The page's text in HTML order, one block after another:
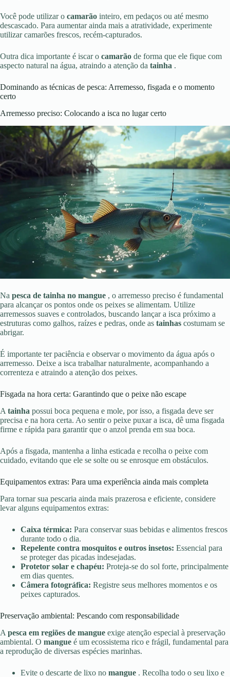
Você pode utilizar o camarão inteiro, em pedaços ou até mesmo
descascado. Para aumentar ainda mais a atratividade, experimente
utilizar camarões frescos, recém-capturados.
Outra dica importante é iscar o camarão de forma que ele fique com
aspecto natural na água, atraindo a atenção da tainha .
Dominando as técnicas de pesca: Arremesso, fisgada e o momento
certo
Arremesso preciso: Colocando a isca no lugar certo
Na pesca de tainha no mangue , o arremesso preciso é fundamental
para alcançar os pontos onde os peixes se alimentam. Utilize
arremessos suaves e controlados, buscando lançar a isca próximo a
estruturas como galhos, raízes e pedras, onde as tainhas costumam se
abrigar.
É importante ter paciência e observar o movimento da água após o
arremesso. Deixe a isca trabalhar naturalmente, acompanhando a
correnteza e atraindo a atenção dos peixes.
Fisgada na hora certa: Garantindo que o peixe não escape
A tainha possui boca pequena e mole, por isso, a fisgada deve ser
precisa e na hora certa. Ao sentir o peixe puxar a isca, dê uma fisgada
firme e rápida para garantir que o anzol prenda em sua boca.
Após a fisgada, mantenha a linha esticada e recolha o peixe com
cuidado, evitando que ele se solte ou se enrosque em obstáculos.
Equipamentos extras: Para uma experiência ainda mais completa
Para tornar sua pescaria ainda mais prazerosa e eficiente, considere
levar alguns equipamentos extras:
Caixa térmica: Para conservar suas bebidas e alimentos frescos
durante todo o dia.
Repelente contra mosquitos e outros insetos: Essencial para
se proteger das picadas indesejadas.
Protetor solar e chapéu: Proteja-se do sol forte, principalmente
em dias quentes.
Câmera fotográfica: Registre seus melhores momentos e os
peixes capturados.
Preservação ambiental: Pescando com responsabilidade
A pesca em regiões de mangue exige atenção especial à preservação
ambiental. O mangue é um ecossistema rico e frágil, fundamental para
a reprodução de diversas espécies marinhas.
Evite o descarte de lixo no mangue . Recolha todo o seu lixo e